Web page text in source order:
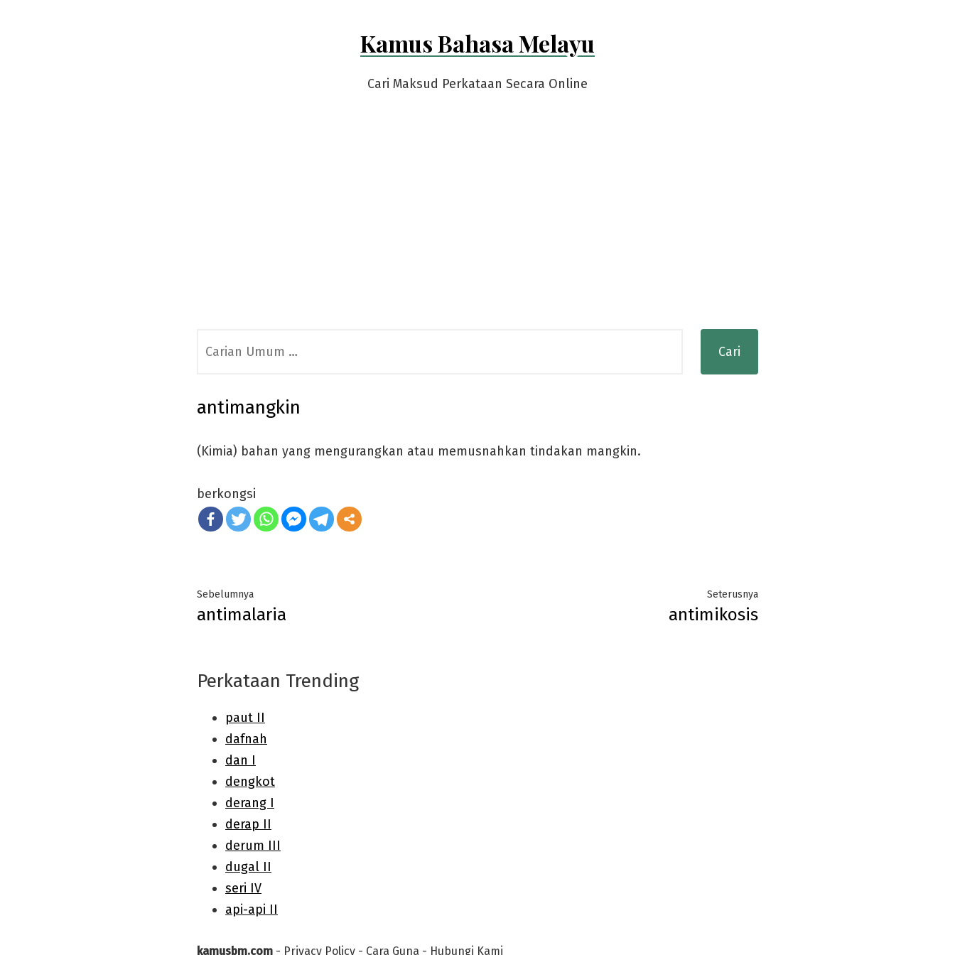
Kamus Bahasa Melayu
Cari Maksud Perkataan Secara Online
for:
antimangkin
(Kimia) bahan yang mengurangkan atau memusnahkan tindakan mangkin.
berkongsi
Post
navigation
SebelumnyaPrevious
post:
antimalaria
SeterusnyaNext
post:
antimikosis
Perkataan Trending
kamusbm.com - Privacy Policy - Cara Guna - Hubungi Kami